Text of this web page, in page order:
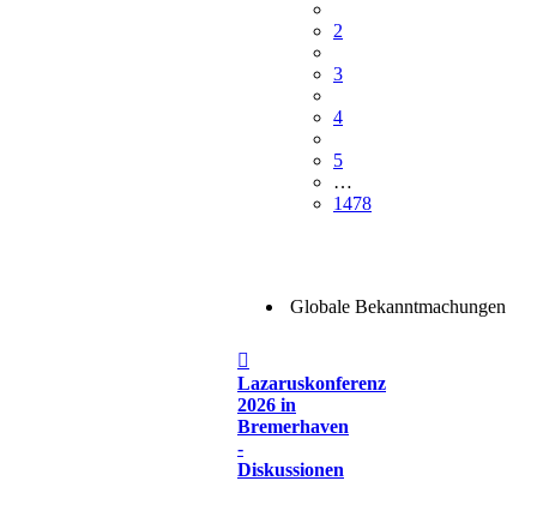
2
3
4
5
…
1478
Globale Bekanntmachungen
Lazaruskonferenz
2026 in
Bremerhaven
-
Diskussionen